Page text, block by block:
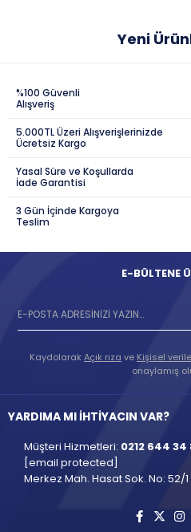
Yeni
%100 Güvenli
Alışveriş
5.000TL Üzeri Alışverişlerinizde
Ücretsiz Kargo
Yasal Süre ve Koşullarda
İade Garantisi
3 Gün İçinde Kargoya
Teslim
E-BÜLTENE
KaydolarakAçık rıza ve Kişisel
onaylamış
YARDIMA MI İHTİYACIN VAR?
Müşteri Hizmetleri: 0212 644 34
[email protected]
Merkez Mah. Hasat Sok. No: 52/